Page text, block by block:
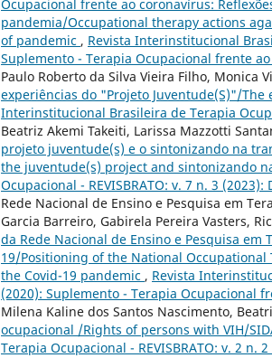
Ocupacional frente ao coronavírus:
pandemia/Occupational therapy actions
of pandemic , Revista Interinstitucional
Suplemento - Terapia Ocupacional frente
Paulo Roberto da Silva Vieira Filho, Monica
experiências do "Projeto Juventude(S)"/The
Interinstitucional Brasileira de Terapia
Beatriz Akemi Takeiti, Larissa Mazzotti
projeto juventude(s) e o sintonizando na
the juventude(s) project and sintonizando
Ocupacional - REVISBRATO: v. 7 n. 3 (2023):
Rede Nacional de Ensino e Pesquisa em
Garcia Barreiro, Gabirela Pereira Vasters,
da Rede Nacional de Ensino e Pesquisa em
19/Positioning of the National Occupational
the Covid-19 pandemic , Revista
(2020): Suplemento - Terapia Ocupacional
Milena Kaline dos Santos Nascimento,
ocupacional /Rights of persons with VIH/
Terapia Ocupacional - REVISBRATO: v. 2 n.